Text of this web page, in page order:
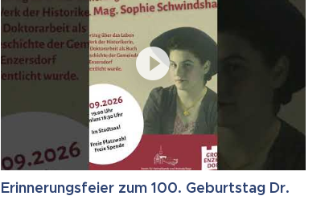
Erinnerungsfeier zum 100. Geburtstag Dr.